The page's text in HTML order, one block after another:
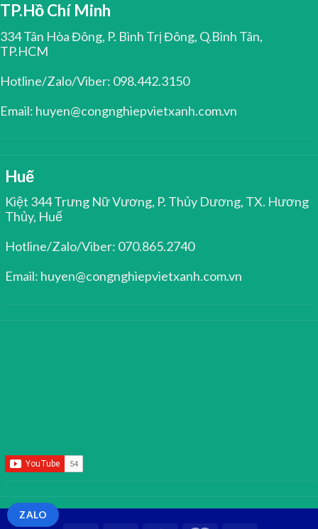
TP.Hồ Chí Minh
334 Tân Hòa Đông, P. Bình Trị Đông, Q.Bình Tân,
TP.HCM
Hotline/Zalo/Viber: 098.442.3150
Email: huyen@congnghiepvietxanh.com.vn
Huế
Kiệt 344 Trưng Nữ Vương, P. Thủy Dương, TX. Hương
Thủy, Huế
Hotline/Zalo/Viber: 070.865.2740
Email: huyen@congnghiepvietxanh.com.vn
ZALO